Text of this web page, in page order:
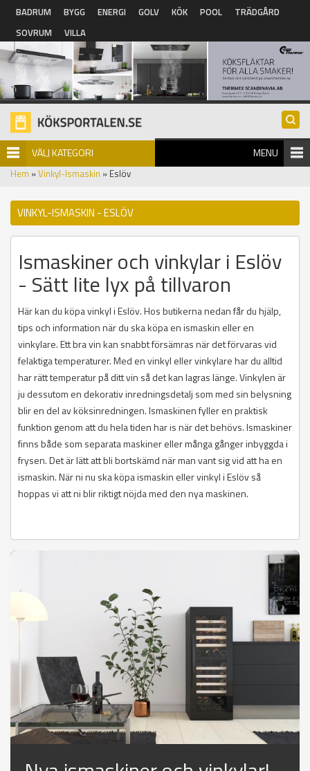
Hoppa till huvudinnehåll
BADRUM BYGG ENERGI GOLV KÖK POOL
TRÄDGÅRD
SOVRUM
VILLA
VÄLJ KATEGORI MENU
Hem »Vinkyl-Ismaskin » Eslöv
VINKYL-ISMASKIN - ESLÖV
Ismaskiner och vinkylar i Eslöv
- Sätt lite lyx på tillvaron
Här kan du köpa vinkyl i Eslöv. Hos butikerna nedan får du hjälp,
tips och information när du ska köpa en ismaskin eller en
vinkylare. Ett bra vin kan snabbt försämras när det förvaras vid
felaktiga temperaturer. Med en vinkyl eller vinkylare har du alltid
har rätt temperatur på ditt vin så det kan lagras länge. Vinkylen är
ju dessutom en dekorativ inredningsdetalj som med sin belysning
blir en del av köksinredningen. Ismaskinen fyller en praktisk
funktion genom att du hela tiden har is när det behövs. Ismaskiner
finns både som separata maskiner eller många gånger inbyggda i
frysen. Det är lätt att bli bortskämd när man vant sig vid att ha en
ismaskin. När ni nu ska köpa ismaskin eller vinkyl i Eslöv så
hoppas vi att ni blir riktigt nöjda med den nya maskinen.